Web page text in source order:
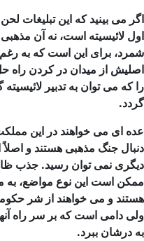
اگر می بینید که این تبلیغات
اول لائیسیته است، نه آن
شمرد، برای این است که به
اصلیش از میدان در کردن راه
را که می توان به تدبیر
گردد.
عده ای می خواهند در این
دنبال جنگ مذهبی هستند و
دیگری نمی توان رسید. جذب
ممکن است این نوع مواضع، به
هستند و می خواهند از شر
ولی دامی است که بر سر راه
به درشان ببرد.